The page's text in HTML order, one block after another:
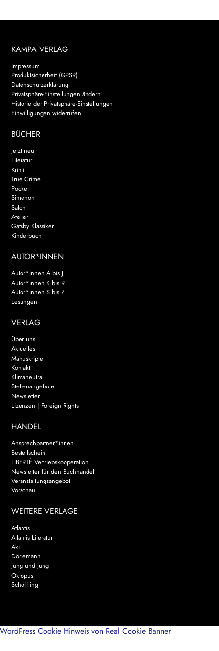
KAMPA VERLAG
Impressum
Produktsicherheit (GPSR)
Datenschutzerklärung
Privatsphäre-Einstellungen ändern
Historie der Privatsphäre-Einstellungen
Einwilligungen widerrufen
BÜCHER
Jetzt neu
Literatur
Krimi
True Crime
Pocket
Simenon
Salon
Atelier
Gatsby Klassiker
Kinderbuch
AUTOR*INNEN
Autor*innen A bis J
Autor*innen K bis R
Autor*innen S bis Z
Lesungen
VERLAG
Über uns
Aktuelles
Manuskripte
Kontakt
Klimaneutral
Stellenangebote
Newsletter
Lizenzen | Foreign Rights
HANDEL
Ansprechpartner*innen
Bestellschein
LIBERTÉ Vertriebskooperation
Newsletter für den Buchhandel
Veranstaltungsangebot
Vorschau
WEITERE VERLAGE
Atlantis
Atlantis Literatur
Aki
Dörlemann
Jung und Jung
Oktopus
Schöffling
WordPress Cookie Hinweis von Real Cookie Banner